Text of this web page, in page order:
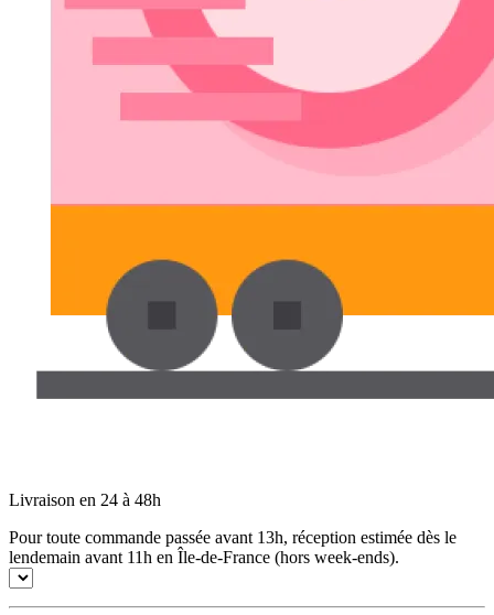
Livraison en 24 à 48h
Pour toute commande passée avant 13h, réception estimée dès le
lendemain avant 11h en Île-de-France (hors week-ends).